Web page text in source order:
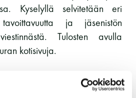
120€
275€ / 115€
Kyselyllä selvitetään eri
tavoittavuutta ja jäsenistön
Tulosten avulla
kotisivuja.
seuran taloustilannetta ja
Johtokunta päätti, että